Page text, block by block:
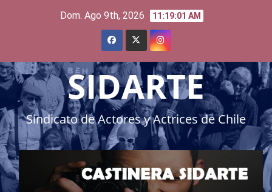
Dom. Ago 9th, 2026 11:19:02 AM
SIDARTE
Sindicato de Actores y Actrices de Chile